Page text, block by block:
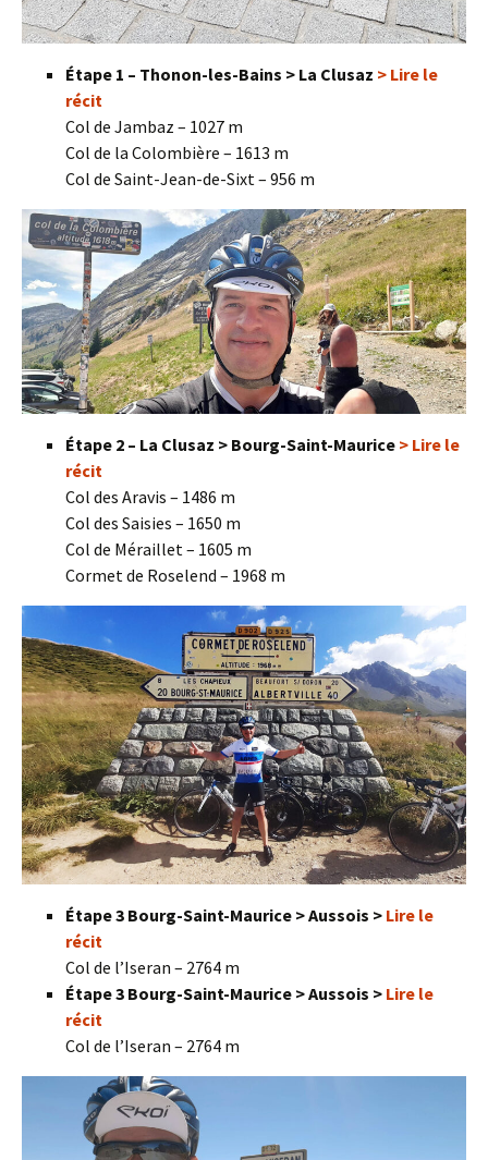
Étape 1 – Thonon-les-Bains > La Clusaz > Lire le
récit
Col de Jambaz – 1027 m
Col de la Colombière – 1613 m
Col de Saint-Jean-de-Sixt – 956 m
Étape 2 – La Clusaz > Bourg-Saint-Maurice > Lire le
récit
Col des Aravis – 1486 m
Col des Saisies – 1650 m
Col de Méraillet – 1605 m
Cormet de Roselend – 1968 m
Étape 3 Bourg-Saint-Maurice > Aussois > Lire le
récit
Col de l’Iseran – 2764 m
Étape 3 Bourg-Saint-Maurice > Aussois > Lire le
récit
Col de l’Iseran – 2764 m